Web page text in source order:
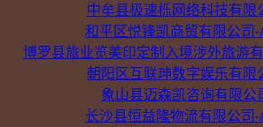
中牟县极速栎网络科技有限
和平区悦锋凯商贸有限公司-
博罗县旅业览美印定制入境涉外旅游
朝阳区互联珅数字娱乐有限
象山县迈森凯咨询有限公
长沙县恒益隆物流有限公司-